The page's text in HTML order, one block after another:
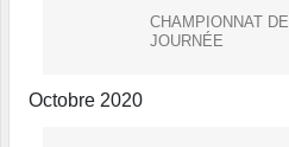
CHAMPIONNAT
JOURNÉE
Octobre 2020